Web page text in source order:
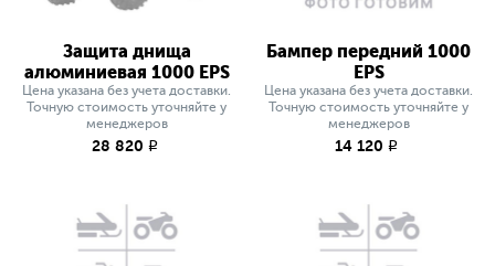
Защита днища
алюминиевая 1000 EPS
Цена указана без учета доставки.
Точную стоимость уточняйте у
менеджеров
28 820 q
Бампер передний 1000
EPS
Цена указана без учета доставки.
Точную стоимость уточняйте у
менеджеров
14 120 q